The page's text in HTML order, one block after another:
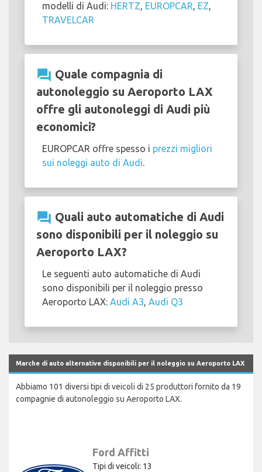
modelli di Audi: HERTZ, EUROPCAR, EZ,
TRAVELCAR
question_answer Quale compagnia di
autonoleggio su Aeroporto LAX
offre gli autonoleggi di Audi più
economici?
EUROPCAR offre spesso i prezzi migliori
sui noleggi auto di Audi.
question_answer Quali auto automatiche di Audi
sono disponibili per il noleggio su
Aeroporto LAX?
Le seguenti auto automatiche di Audi
sono disponibili per il noleggio presso
Aeroporto LAX: Audi A3, Audi Q3
Marche di auto alternative disponibili per il noleggio su Aeroporto LAX
Abbiamo 101 diversi tipi di veicoli di 25 produttori fornito da 19
compagnie di autonoleggio su Aeroporto LAX.
Ford Affitti
Tipi di veicoli: 13